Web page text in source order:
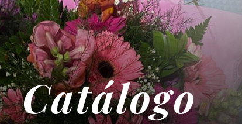
Catálogo